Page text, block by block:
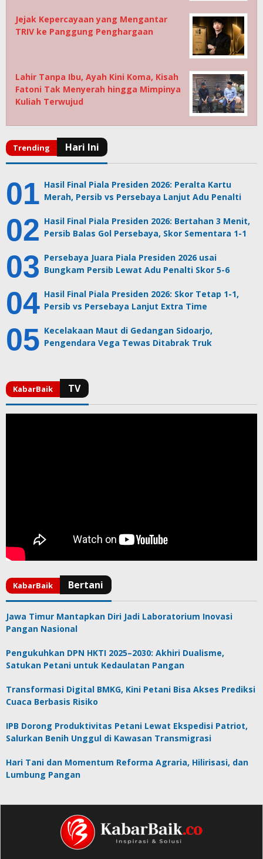
Jejak Kepercayaan yang Mengantar
TRIV ke Panggung Penghargaan
Lahir Tanpa Ibu, Ayah Kini Koma, Kisah
Fatoni Tak Menyerah hingga Mimpinya
Kuliah Terwujud
Hasil Final Piala Presiden 2026: Peralta Kartu
Merah, Persib vs Persebaya Lanjut Adu Penalti
Hasil Final Piala Presiden 2026: Bertahan 3 Menit,
Persib Balas Gol Persebaya, Skor Sementara 1-1
Persebaya Juara Piala Presiden 2026 usai
Bungkam Persib Lewat Adu Penalti Skor 5-6
Hasil Final Piala Presiden 2026: Skor Tetap 1-1,
Persib vs Persebaya Lanjut Extra Time
Kecelakaan Maut di Gedangan Sidoarjo,
Pengendara Vega Tewas Ditabrak Truk
Jawa Timur Mantapkan Diri Jadi Laboratorium Inovasi
Pangan Nasional
Pengukuhkan DPN HKTI 2025–2030: Akhiri Dualisme,
Satukan Petani untuk Kedaulatan Pangan
Transformasi Digital BMKG, Kini Petani Bisa Akses Prediksi
Cuaca Berbasis Risiko
IPB Dorong Produktivitas Petani Lewat Ekspedisi Patriot,
Salurkan Benih Unggul di Kawasan Transmigrasi
Hari Tani dan Momentum Reforma Agraria, Hilirisasi, dan
Lumbung Pangan